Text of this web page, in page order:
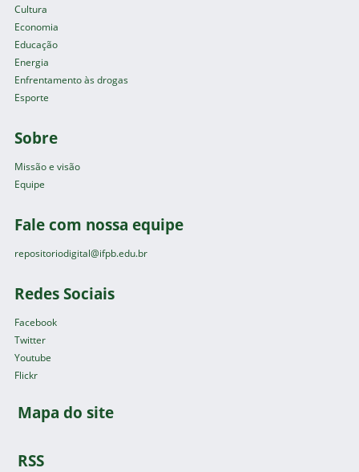
Cultura
Economia
Educação
Energia
Enfrentamento às drogas
Esporte
Sobre
Missão e visão
Equipe
Fale com nossa equipe
repositoriodigital@ifpb.edu.br
Redes Sociais
Facebook
Twitter
Youtube
Flickr
Mapa do site
RSS